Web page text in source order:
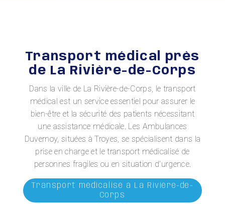
Transport médical près
de La Rivière-de-Corps
Dans la ville de La Rivière-de-Corps, le transport
médical est un service essentiel pour assurer le
bien-être et la sécurité des patients nécessitant
une assistance médicale. Les Ambulances
Duvernoy, situées à Troyes, se spécialisent dans la
prise en charge et le transport médicalisé de
personnes fragiles ou en situation d'urgence.
Transport médicalisé à La Rivière-de-
Corps